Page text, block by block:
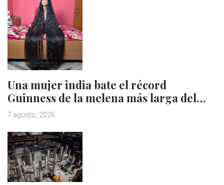
Una mujer india bate el récord
Guinness de la melena más larga del…
7 agosto, 2026